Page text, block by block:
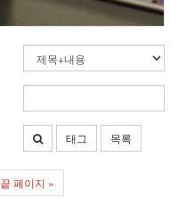
태그 목록
끝 페이지 »